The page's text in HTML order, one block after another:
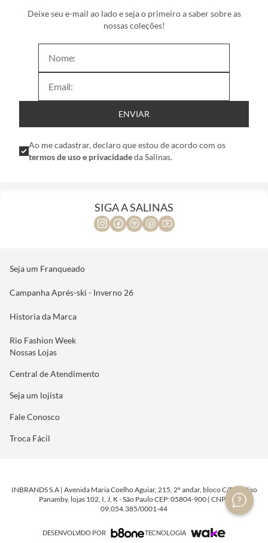
Deixe seu e-mail ao lado e seja o primeiro a saber sobre as
nossas coleções!
ENVIAR
Ao me cadastrar, declaro que estou de acordo com os
termos de uso e privacidadeda Salinas.
SIGA A SALINAS
Seja um Franqueado
Campanha Aprés-ski - Inverno 26
Historia da Marca
Rio Fashion Week
Nossas Lojas
Central de Atendimento
Seja um lojista
Fale Conosco
Troca Fácil
INBRANDS S.A | Avenida Maria Coelho Aguiar, 215, 2º andar, bloco C/E/G, Piso
Panamby, lojas 102, I, J, K - São Paulo CEP: 05804-900 | CNPJ:
09.054.385/0001-44
DESENVOLVIDO POR TECNOLOGIA